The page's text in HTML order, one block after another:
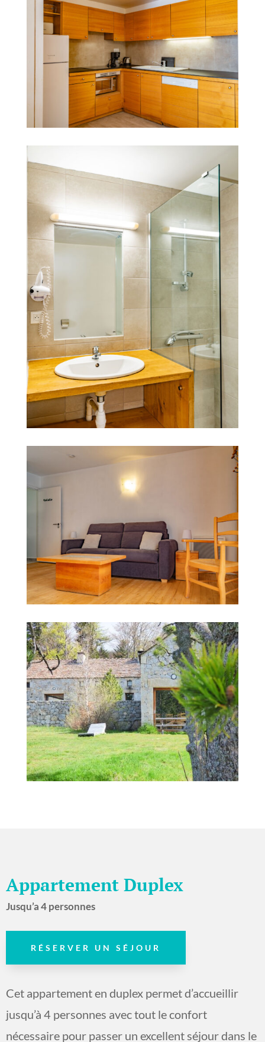
Appartement Duplex
Jusqu’a 4 personnes
RÉSERVER UN SÉJOUR
Cet appartement en duplex permet d’accueillir
jusqu’à 4 personnes avec tout le confort
nécessaire pour passer un excellent séjour dans le